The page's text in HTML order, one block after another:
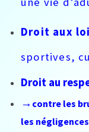
Droit aux
sportives,
Droit au
→ contre les
les